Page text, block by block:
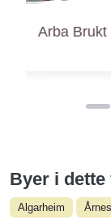
Byer i dette
Algarheim Årnes